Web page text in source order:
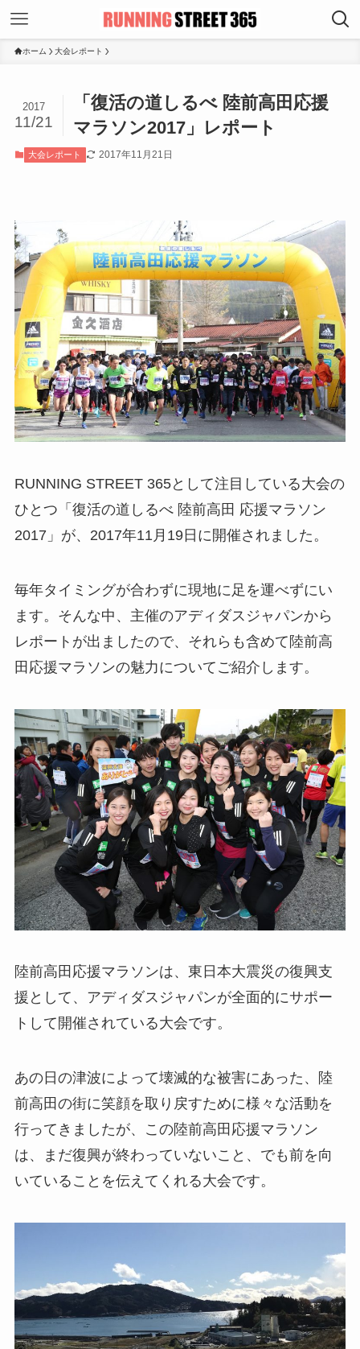
ホーム 大会レポート
「復活の道しるべ 陸前高田応援
マラソン2017」レポート
2017
11/21
大会レポート 2017年11月21日
RUNNING STREET 365として注目している大会の
ひとつ「復活の道しるべ 陸前高田 応援マラソン
2017」が、2017年11月19日に開催されました。
毎年タイミングが合わずに現地に足を運べずにい
ます。そんな中、主催のアディダスジャパンから
レポートが出ましたので、それらも含めて陸前高
田応援マラソンの魅力についてご紹介します。
陸前高田応援マラソンは、東日本大震災の復興支
援として、アディダスジャパンが全面的にサポー
トして開催されている大会です。
あの日の津波によって壊滅的な被害にあった、陸
前高田の街に笑顔を取り戻すために様々な活動を
行ってきましたが、この陸前高田応援マラソン
は、まだ復興が終わっていないこと、でも前を向
いていることを伝えてくれる大会です。